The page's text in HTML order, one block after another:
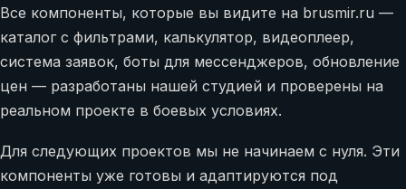
Все компоненты, которые вы видите на brusmir.ru —
каталог с фильтрами, калькулятор, видеоплеер,
система заявок, боты для мессенджеров, обновление
цен — разработаны нашей студией и проверены на
реальном проекте в боевых условиях.
Для следующих проектов мы не начинаем с нуля. Эти
компоненты уже готовы и адаптируются под